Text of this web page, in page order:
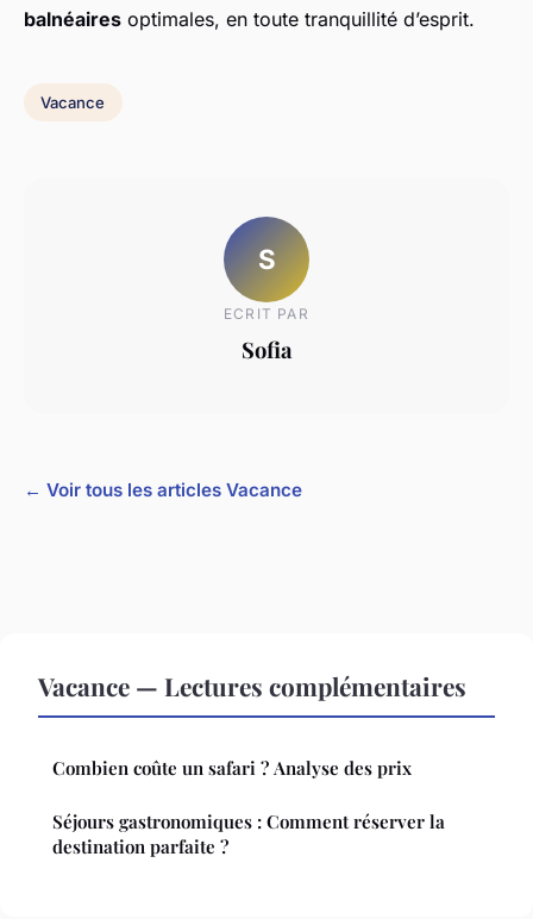
balnéaires optimales, en toute tranquillité d’esprit.
Vacance
S
ECRIT PAR
Sofia
← Voir tous les articles Vacance
Vacance — Lectures complémentaires
Combien coûte un safari ? Analyse des prix
Séjours gastronomiques : Comment réserver la
destination parfaite ?